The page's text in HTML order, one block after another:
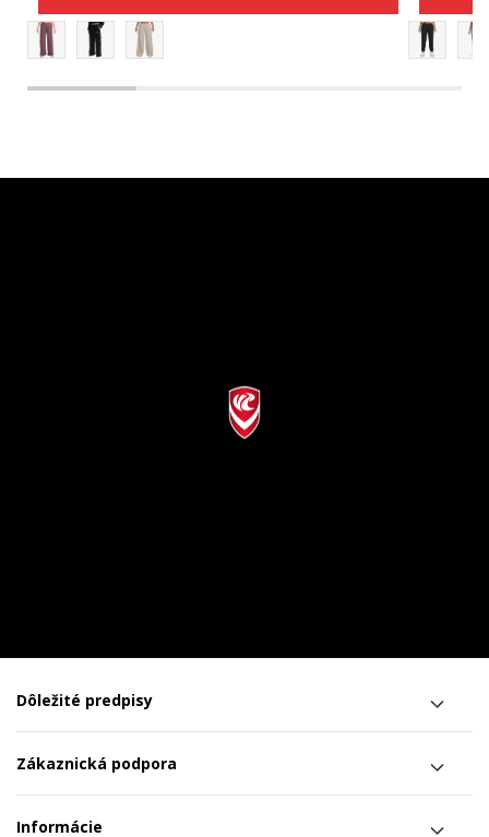
Dôležité predpisy
Zákaznická podpora
Informácie